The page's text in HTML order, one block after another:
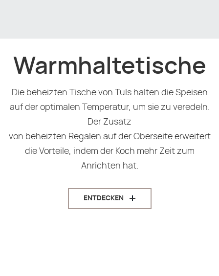
Warmhaltetische
Die beheizten Tische von Tuls halten die Speisen
auf der optimalen Temperatur, um sie zu veredeln.
Der Zusatz
von beheizten Regalen auf der Oberseite erweitert
die Vorteile, indem der Koch mehr Zeit zum
Anrichten hat.
ENTDECKEN